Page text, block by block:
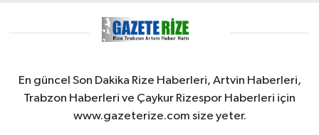
En güncel Son Dakika Rize Haberleri, Artvin Haberleri,
Trabzon Haberleri ve Çaykur Rizespor Haberleri için
www.gazeterize.com size yeter.